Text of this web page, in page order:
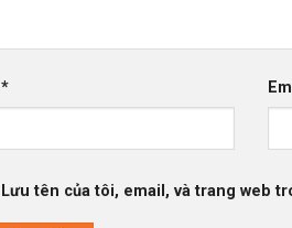
*
Lưu tên của tôi, email, và trang web